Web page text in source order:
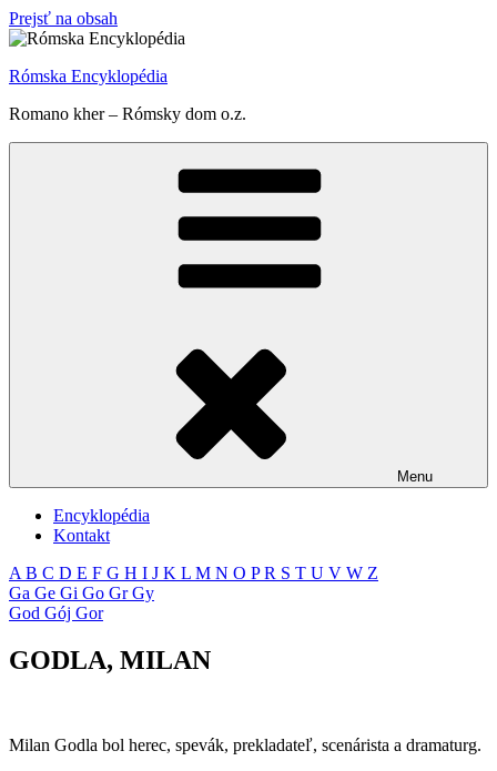
Prejsť na obsah
Rómska Encyklopédia
Romano kher – Rómsky dom o.z.
Menu
Encyklopédia
Kontakt
A B C D E F G H I J K L M N O PR S T U V W Z
Ga Ge Gi Go GrGy
God Gój Gor
GODLA, MILAN
Milan Godla bol herec, spevák, prekladateľ, scenárista a dramaturg.